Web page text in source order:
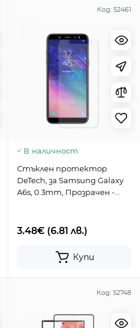
Код: 52461
В наличност
Стъклен протектор
DeTech, за Samsung Galaxy
A6s, 0.3mm, Прозрачен -
3.48€ (6.81 лв.)
Купи
Код: 52748